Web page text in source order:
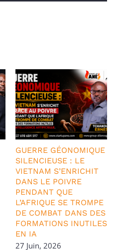
GUERRE GÉONOMIQUE
SILENCIEUSE : LE
VIETNAM S’ENRICHIT
DANS LE POIVRE
PENDANT QUE
L’AFRIQUE SE TROMPE
DE COMBAT DANS DES
FORMATIONS INUTILES
EN IA
27 Juin, 2026